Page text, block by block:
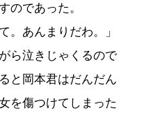
のであった。
あんまりだわ。」
ら泣きじゃくるので
と岡本君はだんだん
を傷つけてしまった